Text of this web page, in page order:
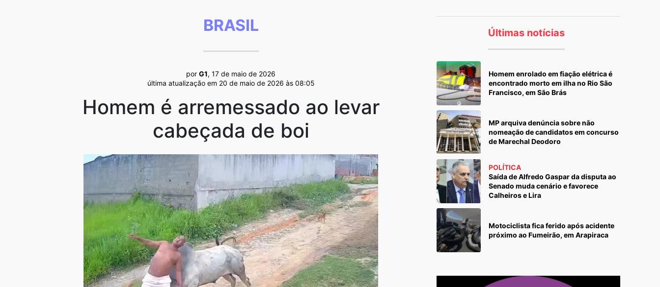
BRASIL
por G1, 17 de maio de 2026
última atualização em 20 de maio de 2026 às 08:05
Homem é arremessado ao levar
cabeçada de boi
Últimas notícias
Homem enrolado em fiação elétrica é
encontrado morto em ilha no Rio São
Francisco, em São Brás
MP arquiva denúncia sobre não
nomeação de candidatos em concurso
de Marechal Deodoro
POLÍTICA
Saída de Alfredo Gaspar da disputa ao
Senado muda cenário e favorece
Calheiros e Lira
Motociclista fica ferido após acidente
próximo ao Fumeirão, em Arapiraca